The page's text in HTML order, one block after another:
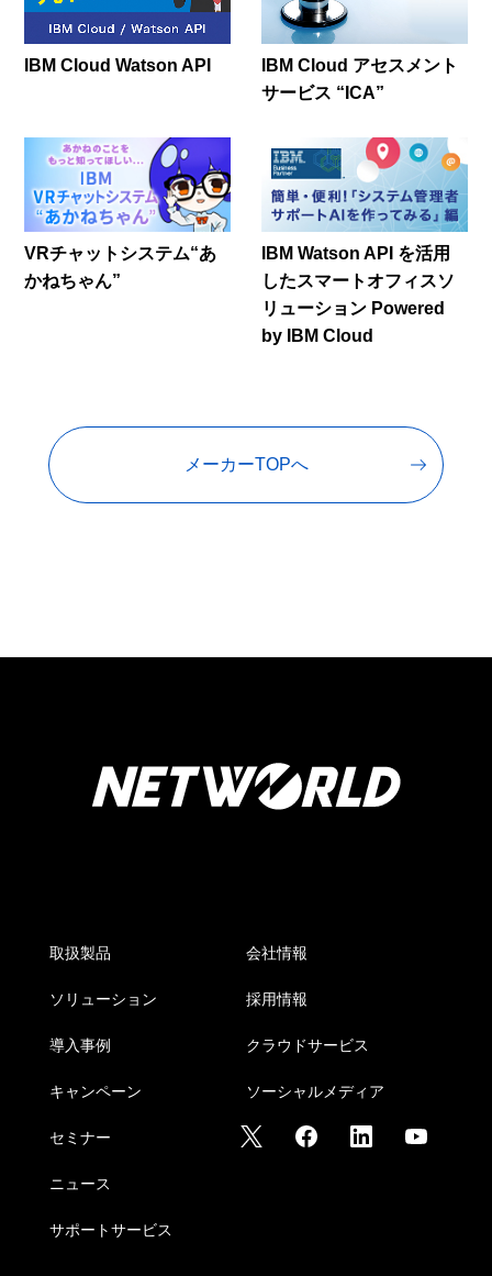
IBM Cloud Watson API
IBM Cloud アセスメント
サービス “ICA”
VRチャットシステム“あ
かねちゃん”
IBM Watson API を活用
したスマートオフィスソ
リューション Powered
by IBM Cloud
メーカーTOPへ
取扱製品
ソリューション
導入事例
キャンペーン
セミナー
ニュース
サポートサービス
会社情報
採用情報
クラウドサービス
ソーシャルメディア